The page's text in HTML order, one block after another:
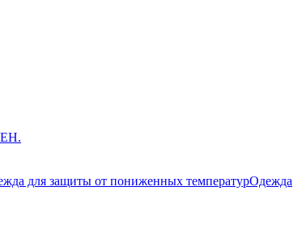
для защиты от пониженных температурОдежда